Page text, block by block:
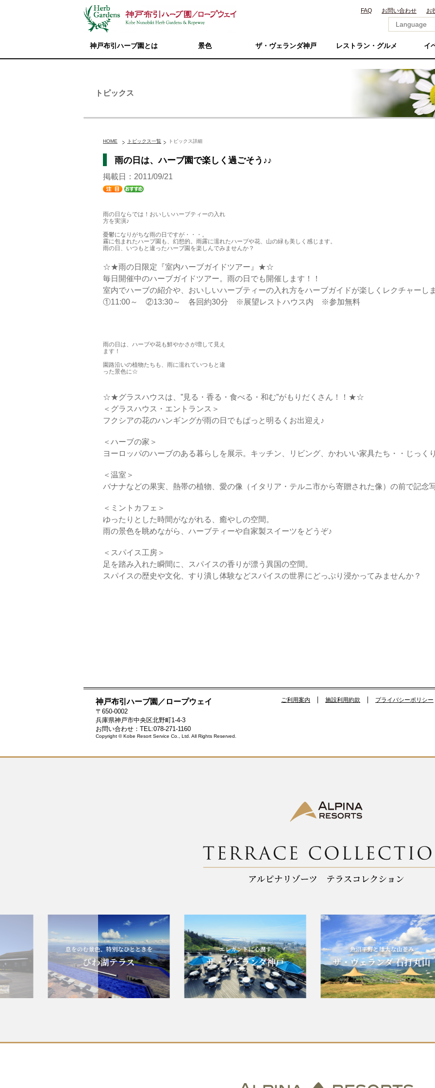
FAQ お問い合わせ お
神戸布引ハーブ園とは 景色 ザ・ヴェランダ神戸 レストラン・グルメ イ
トピックス
HOME トピックス一覧 トピックス詳細
雨の日は、ハーブ園で楽しく過ごそう♪♪
掲載日：2011/09/21
雨の日ならでは！おいしいハーブティーの入れ
方を実演♪
憂鬱になりがちな雨の日ですが・・・。
霧に包まれたハーブ園も、幻想的。雨露に濡れたハーブや花、山の緑も美しく感じます。
雨の日、いつもと違ったハーブ園を楽しんでみませんか？
☆★雨の日限定『室内ハーブガイドツアー』★☆
毎日開催中のハーブガイドツアー。雨の日でも開催します！！
室内でハーブの紹介や、おいしいハーブティーの入れ方をハーブガイドが楽しくレクチャーし
①11:00～ ②13:30～ 各回約30分 ※展望レストハウス内 ※参加無料
雨の日は、ハーブや花も鮮やかさが増して見え
ます！
園路沿いの植物たちも、雨に濡れていつもと違
った景色に☆
☆★グラスハウスは、”見る・香る・食べる・和む”がもりだくさん！！★☆
＜グラスハウス・エントランス＞
フクシアの花のハンギングが雨の日でもぱっと明るくお出迎え♪
＜ハーブの家＞
ヨーロッパのハーブのある暮らしを展示。キッチン、リビング、かわいい家具たち・・じっく
＜温室＞
バナナなどの果実、熱帯の植物、愛の像（イタリア・テルニ市から寄贈された像）の前で記念
＜ミントカフェ＞
ゆったりとした時間がながれる、癒やしの空間。
雨の景色を眺めながら、ハーブティーや自家製スイーツをどうぞ♪
＜スパイス工房＞
足を踏み入れた瞬間に、スパイスの香りが漂う異国の空間。
スパイスの歴史や文化、すり潰し体験などスパイスの世界にどっぷり浸かってみませんか？
神戸布引ハーブ園／ロープウェイ
〒650-0002
兵庫県神戸市中央区北野町1-4-3
お問い合わせ：TEL:078-271-1160
Copyright © Kobe Resort Service Co., Ltd. All Rights Reserved.
息をのむ景色、特別なひとときを
びわ湖テラス
エレガントに心潤す
ザ・ヴェランダ神戸
魚沼平野と雄大な山並み
ザ・ヴェランダ 石打丸山
ご利用案内 施設利用約款 プライバシーポリシー